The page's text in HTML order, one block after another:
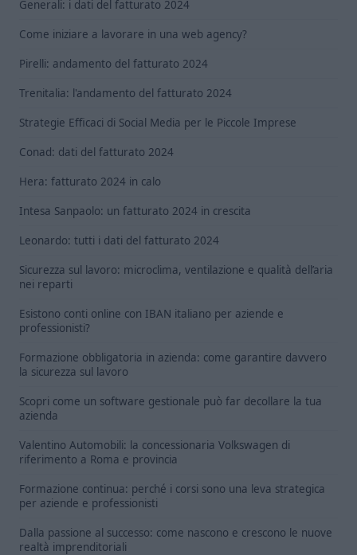
Generali: i dati del fatturato 2024
Come iniziare a lavorare in una web agency?
Pirelli: andamento del fatturato 2024
Trenitalia: l'andamento del fatturato 2024
Strategie Efficaci di Social Media per le Piccole Imprese
Conad: dati del fatturato 2024
Hera: fatturato 2024 in calo
Intesa Sanpaolo: un fatturato 2024 in crescita
Leonardo: tutti i dati del fatturato 2024
Sicurezza sul lavoro: microclima, ventilazione e qualità dell’aria
nei reparti
Esistono conti online con IBAN italiano per aziende e
professionisti?
Formazione obbligatoria in azienda: come garantire davvero
la sicurezza sul lavoro
Scopri come un software gestionale può far decollare la tua
azienda
Valentino Automobili: la concessionaria Volkswagen di
riferimento a Roma e provincia
Formazione continua: perché i corsi sono una leva strategica
per aziende e professionisti
Dalla passione al successo: come nascono e crescono le nuove
realtà imprenditoriali